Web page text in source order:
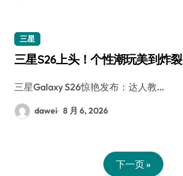
三星
三星S26上头！个性潮玩美到炸裂
三星Galaxy S26惊艳发布：达人教…
dawei 8 月 6, 2026
下一页 »